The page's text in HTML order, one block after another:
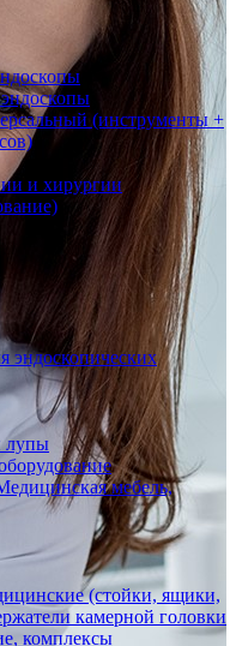
(инструменты +
и хирургии
эндоскопических
лупы
мебель,
(стойки, ящики,
камерной головки
комплексы